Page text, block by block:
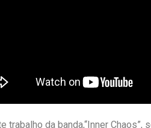
trabalho da banda,“Inner